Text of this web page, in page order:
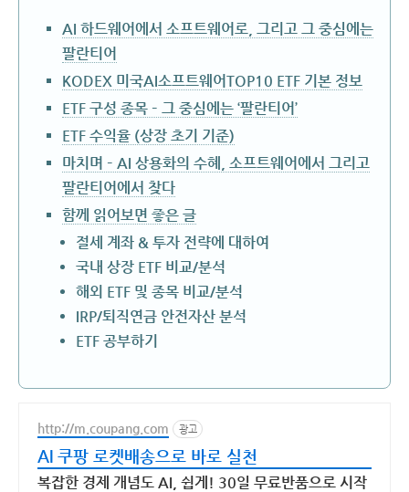
AI 하드웨어에서 소프트웨어로, 그리고 그 중심에는
팔란티어
KODEX 미국AI소프트웨어TOP10 ETF 기본 정보
ETF 구성 종목 – 그 중심에는 ‘팔란티어’
ETF 수익율 (상장 초기 기준)
마치며 – AI 상용화의 수혜, 소프트웨어에서 그리고
팔란티어에서 찾다
함께 읽어보면 좋은 글
절세 계좌 & 투자 전략에 대하여
국내 상장 ETF 비교/분석
해외 ETF 및 종목 비교/분석
IRP/퇴직연금 안전자산 분석
ETF 공부하기
http://m.coupang.com 광고
AI 쿠팡 로켓배송으로 바로 실천
복잡한 경제 개념도 AI, 쉽게! 30일 무료반품으로 시작